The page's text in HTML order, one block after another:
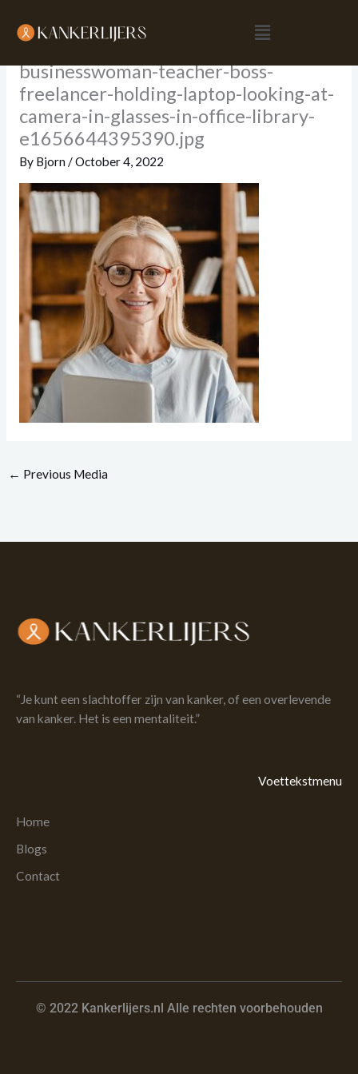
Menu
businesswoman-teacher-boss-
freelancer-holding-laptop-looking-at-
camera-in-glasses-in-office-library-
e1656644395390.jpg
By Bjorn/October 4, 2022
← Previous Media
“Je kunt een slachtoffer zijn van kanker, of een overlevende
van kanker. Het is een mentaliteit.”
Voettekstmenu
Home
Blogs
Contact
© 2022 Kankerlijers.nl Alle rechten voorbehouden